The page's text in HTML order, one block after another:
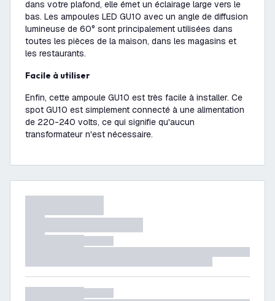
dans votre plafond, elle émet un éclairage large vers le
bas. Les ampoules LED GU10 avec un angle de diffusion
lumineuse de 60° sont principalement utilisées dans
toutes les pièces de la maison, dans les magasins et
les restaurants.
Facile à utiliser
Enfin, cette ampoule GU10 est très facile à installer. Ce
spot GU10 est simplement connecté à une alimentation
de 220-240 volts, ce qui signifie qu'aucun
transformateur n'est nécessaire.